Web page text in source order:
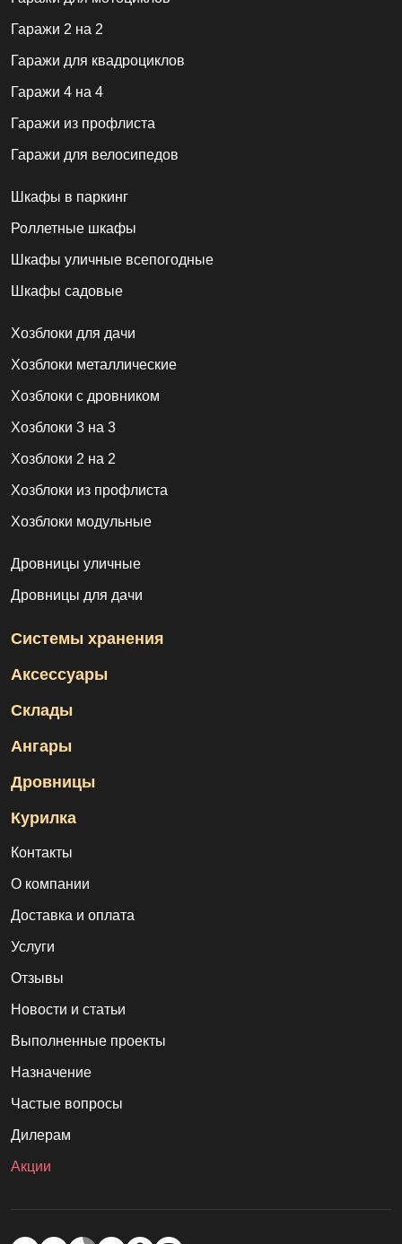
Гаражи 2 на 2
Гаражи для квадроциклов
Гаражи 4 на 4
Гаражи из профлиста
Гаражи для велосипедов
Шкафы в паркинг
Роллетные шкафы
Шкафы уличные всепогодные
Шкафы садовые
Хозблоки для дачи
Хозблоки металлические
Хозблоки с дровником
Хозблоки 3 на 3
Хозблоки 2 на 2
Хозблоки из профлиста
Хозблоки модульные
Дровницы уличные
Дровницы для дачи
Системы хранения
Аксессуары
Склады
Ангары
Дровницы
Курилка
Контакты
О компании
Доставка и оплата
Услуги
Отзывы
Новости и статьи
Выполненные проекты
Назначение
Частые вопросы
Дилерам
Акции